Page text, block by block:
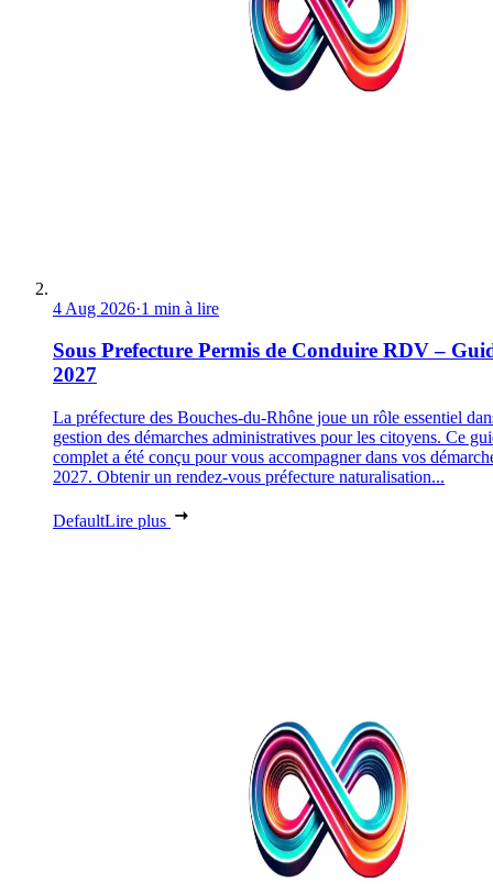
4 Aug 2026·1 min à lire
Sous Prefecture Permis de Conduire RDV –
2027
La préfecture des Bouches-du-Rhône joue un rôle essentiel
gestion des démarches administratives pour les citoyens. Ce
complet a été conçu pour vous accompagner dans vos
2027. Obtenir un rendez-vous préfecture naturalisation...
DefaultLire plus